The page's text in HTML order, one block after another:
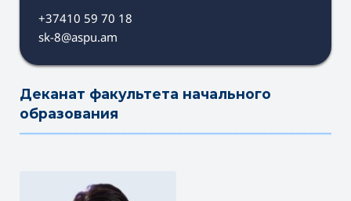
+37410 59 70 18
sk-8@aspu.am
Деканат факультета начального
образования